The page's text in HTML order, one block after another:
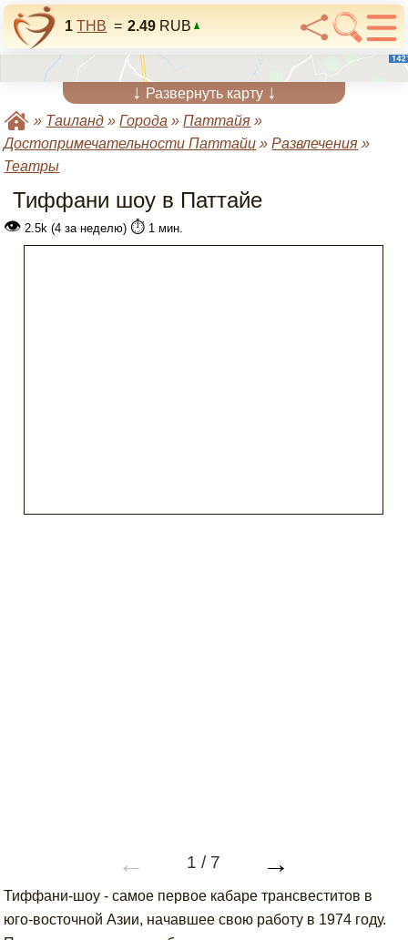
1 THB = 2.49 RUB
↓ Развернуть карту ↓
» Таиланд »Города »Паттайя »
Достопримечательности Паттайи »Развлечения »
Театры
Тиффани шоу в Паттайе
👁 2.5k (4 за неделю) ⏱️ 1 мин.
← 1 / 7 →
Тиффани-шоу - самое первое кабаре трансвеститов в
юго-восточной Азии, начавшее свою работу в 1974 году.